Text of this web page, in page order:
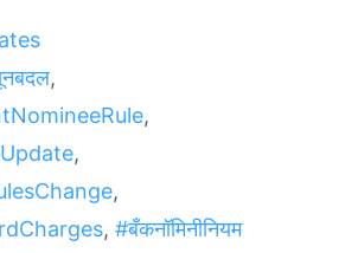
,
,
,
,
, #बँकनॉमिनीनियम